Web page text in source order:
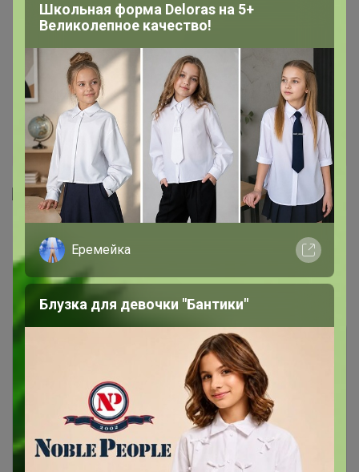
Платье Белучче из шифона c коротким рукавом
(П-209-6)
В архиве
SVETOZARA: распродажа
1
Чтобы ответить или задать вопрос
Школьная форма Deloras на 5+
Великолепное качество!
Еремейка
Блузка для девочки "Бантики"